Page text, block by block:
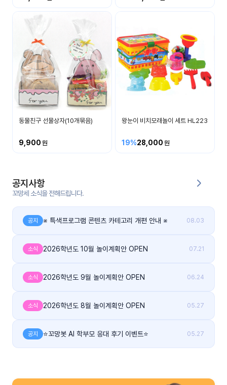
공지
사항
이벤
우리
들의
후기
게시
그
동물친구 선물상자(10개묶음)
9,900
왕눈이 비치모래놀이 세트 HL223
19%28,000
공지사항
꼬망세 소식을 전해드립니다.
공지 ※ 특색프로그램 콘텐츠 카테고리 개편 안내 ※ 08.03
소식 2026학년도 10월 놀이계획안 OPEN 07.21
소식 2026학년도 9월 놀이계획안 OPEN 06.24
소식 2026학년도 8월 놀이계획안 OPEN 05.27
공지 ⭐꼬망봇 AI 학부모 응대 후기 이벤트⭐ 05.27